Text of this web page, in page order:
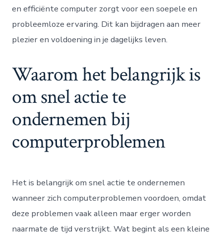
en efficiënte computer zorgt voor een soepele en
probleemloze ervaring. Dit kan bijdragen aan meer
plezier en voldoening in je dagelijks leven.
Waarom het belangrijk is
om snel actie te
ondernemen bij
computerproblemen
Het is belangrijk om snel actie te ondernemen
wanneer zich computerproblemen voordoen, omdat
deze problemen vaak alleen maar erger worden
naarmate de tijd verstrijkt. Wat begint als een kleine